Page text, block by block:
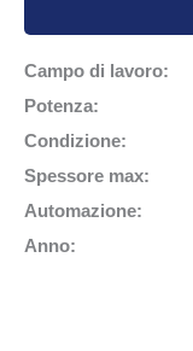
Campo di lavoro:
Potenza:
Condizione:
Spessore max:
Automazione:
Anno: